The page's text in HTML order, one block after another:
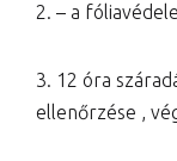
2. – a
3. 12 óra
ellenőrzése ,